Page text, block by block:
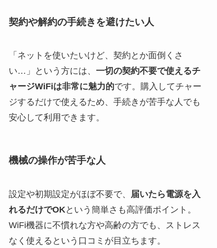
契約や解約の手続きを避けたい人
「ネットを使いたいけど、契約とか面倒くさ
い…」という方には、 一切の契約不要で使えるチ
ャージWiFiは非常に魅力的です。購入してチャー
ジするだけで使えるため、手続きが苦手な人でも
安心して利用できます。
機械の操作が苦手な人
設定や初期設定がほぼ不要で、
届いたら電源を入
れるだけでOK という簡単さも高評価ポイント。
WiFi機器に不慣れな方や高齢の方でも、ストレス
なく使えるという口コミが目立ちます。